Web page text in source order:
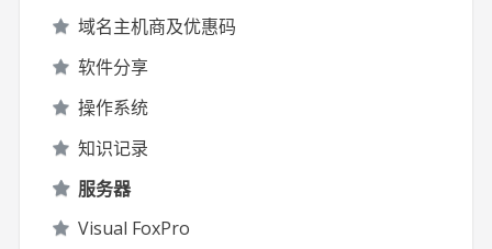
域名主机商及优惠码
软件分享
操作系统
知识记录
服务器
Visual FoxPro